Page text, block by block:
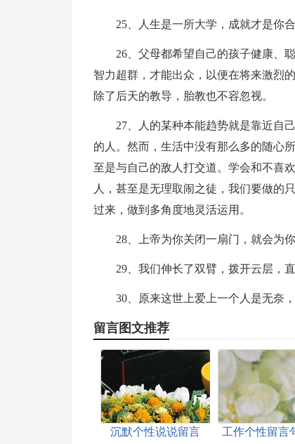
25、人生是一所大学，成就才是你合
26、父母都希望自己的孩子健康、
智力超群，才能出众，以便在将来激烈
除了后天的教导，胎教也不容忽视。
27、人的某种本能趋势就是靠近自
的人。然而，生活中没有那么多的随心
至是与自己的敌人打交道。学会和不喜
人，甚至是无理取闹之徒，我们要做的
过来，做到多角度地灵活运用。
28、上帝为你关闭一扇门，就会为
29、我们伸长了双臂，拨开云层，
30、原来这世上爱上一个人是无奈
留言图文推荐
沉默个性说说留言
工作个性留言